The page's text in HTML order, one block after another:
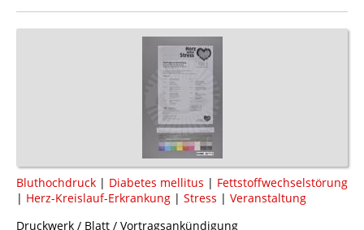
Bluthochdruck | Diabetes mellitus | Fettstoffwechselstörung
| Herz-Kreislauf-Erkrankung | Stress | Veranstaltung
Druckwerk / Blatt / Vortragsankündigung